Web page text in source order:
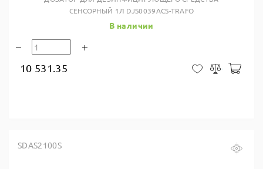
СЕНСОРНЫЙ 1Л DJS0039ACS-TRAFO
В наличии
10 531.35 В закладки
Сравнить
SDAS2100S